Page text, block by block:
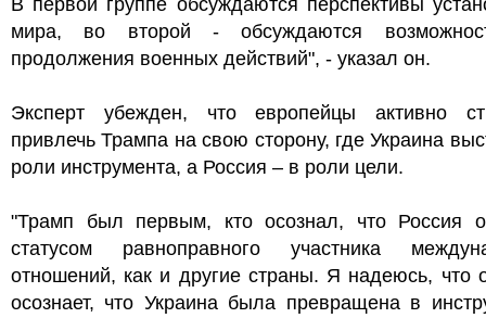
В первой группе обсуждаются перспективы
мира, во второй - обсуждаются
продолжения военных действий", - указал он.
Эксперт убежден, что европейцы активно
привлечь Трампа на свою сторону, где Украина
роли инструмента, а Россия – в роли цели.
"Трамп был первым, кто осознал, что Россия
статусом равноправного участника
отношений, как и другие страны. Я надеюсь, что
осознает, что Украина была превращена в